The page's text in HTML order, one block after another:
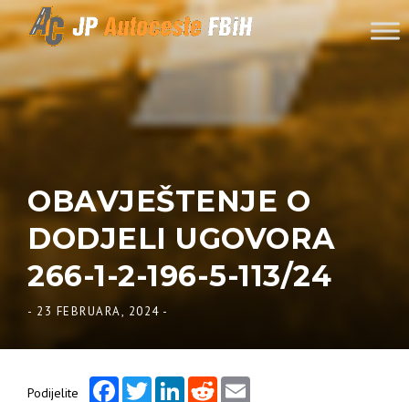
Skip to content
OBAVJEŠTENJE O
DODJELI UGOVORA
266-1-2-196-5-113/24
- 23 FEBRUARA, 2024 -
Podijelite
FacebookTwitterLinkedInReddit